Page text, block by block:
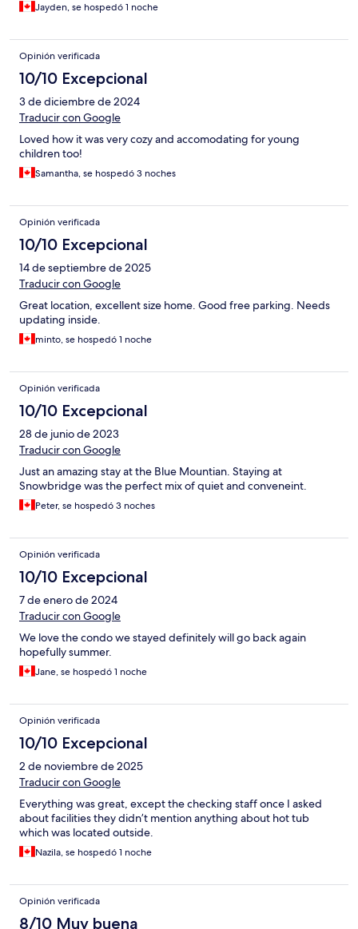
Jayden, se hospedó 1 noche
Opinión verificada
10/10 Excepcional
3 de diciembre de 2024
Traducir con Google
Loved how it was very cozy and accomodating for young
children too!
Samantha, se hospedó 3 noches
Opinión verificada
10/10 Excepcional
14 de septiembre de 2025
Traducir con Google
Great location, excellent size home. Good free parking. Needs
updating inside.
minto, se hospedó 1 noche
Opinión verificada
10/10 Excepcional
28 de junio de 2023
Traducir con Google
Just an amazing stay at the Blue Mountian. Staying at
Snowbridge was the perfect mix of quiet and conveneint.
Peter, se hospedó 3 noches
Opinión verificada
10/10 Excepcional
7 de enero de 2024
Traducir con Google
We love the condo we stayed definitely will go back again
hopefully summer.
Jane, se hospedó 1 noche
Opinión verificada
10/10 Excepcional
2 de noviembre de 2025
Traducir con Google
Everything was great, except the checking staff once I asked
about facilities they didn’t mention anything about hot tub
which was located outside.
Nazila, se hospedó 1 noche
Opinión verificada
8/10 Muy buena